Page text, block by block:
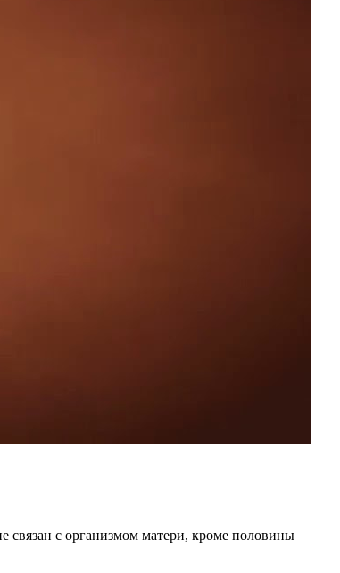
связан с организмом матери, кроме половины